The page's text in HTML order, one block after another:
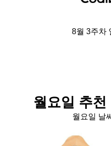
8월 3주차
월요일 추
월요일 날